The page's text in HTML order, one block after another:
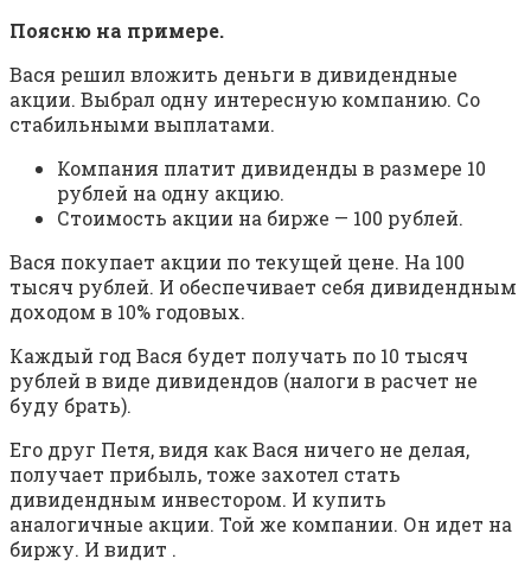
Поясню на примере.
Вася решил вложить деньги в дивидендные
акции. Выбрал одну интересную компанию. Со
стабильными выплатами.
Компания платит дивиденды в размере 10
рублей на одну акцию.
Стоимость акции на бирже — 100 рублей.
Вася покупает акции по текущей цене. На 100
тысяч рублей. И обеспечивает себя дивидендным
доходом в 10% годовых.
Каждый год Вася будет получать по 10 тысяч
рублей в виде дивидендов (налоги в расчет не
буду брать).
Его друг Петя, видя как Вася ничего не делая,
получает прибыль, тоже захотел стать
дивидендным инвестором. И купить
аналогичные акции. Той же компании. Он идет на
биржу. И видит .